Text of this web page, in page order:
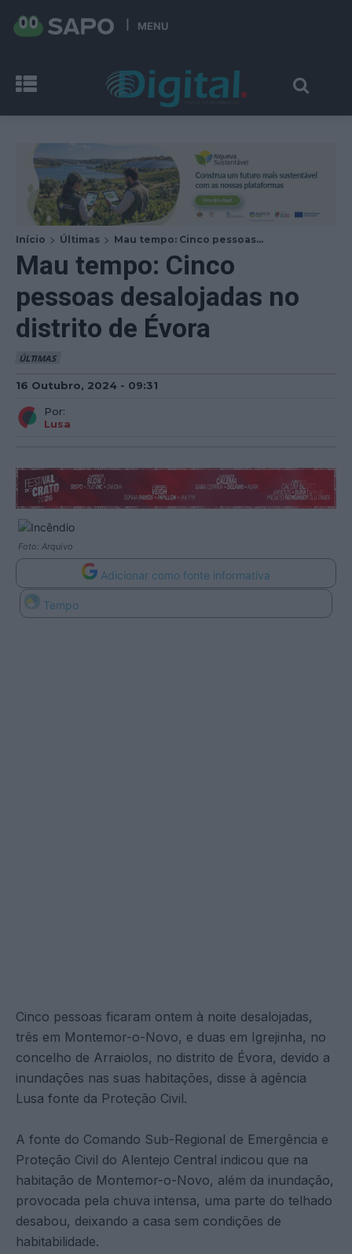
MENU
Início Últimas Mau tempo: Cinco pessoas...
Mau tempo: Cinco
pessoas desalojadas no
distrito de Évora
ÚLTIMAS
16 Outubro, 2024 - 09:31
Por:
Lusa
Foto: Arquivo
Adicionar como fonte informativa
Tempo
Cinco pessoas ficaram ontem à noite desalojadas,
três em Montemor-o-Novo, e duas em Igrejinha, no
concelho de Arraiolos, no distrito de Évora, devido a
inundações nas suas habitações, disse à agência
Lusa fonte da Proteção Civil.
A fonte do Comando Sub-Regional de Emergência e
Proteção Civil do Alentejo Central indicou que na
habitação de Montemor-o-Novo, além da inundação,
provocada pela chuva intensa, uma parte do telhado
desabou, deixando a casa sem condições de
habitabilidade.